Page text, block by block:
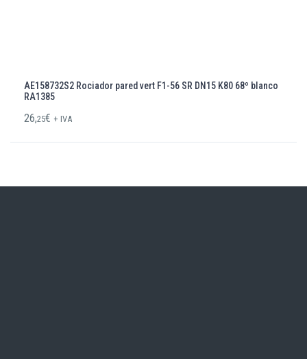
AE158732S2 Rociador pared vert F1-56 SR DN15 K80 68º blanco
RA1385
26,25€ + IVA